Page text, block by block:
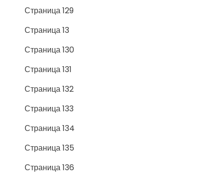
Страница 129
Страница 13
Страница 130
Страница 131
Страница 132
Страница 133
Страница 134
Страница 135
Страница 136